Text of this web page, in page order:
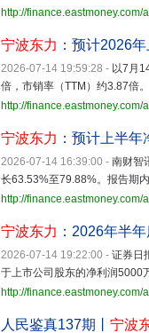
http://
宁波东力 ：预计2026
2026-07-14 19:59:28 - 以7月
倍，市销率（TTM）约3.87倍。
http://
宁波东力 ：预计上半
2026-07-14 16:39:00 - 南财智
长63.53%至79.88%。报告期
http://
宁波东力 ：2026年半
2026-07-14 19:22:00 - 证券日
于上市公司股东的净利润5000
http://
人民鉴真137期丨 宁波